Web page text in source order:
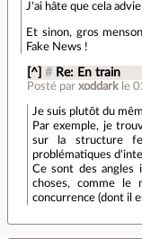
J'ai hâte que cela
Et sinon, gros
Fake News !
[^] # Re: En train
Posté par xoddark le
Je suis plutôt du
Par exemple, je
sur la structure
problématiques
Ce sont des angles
choses, comme le
concurrence (dont il